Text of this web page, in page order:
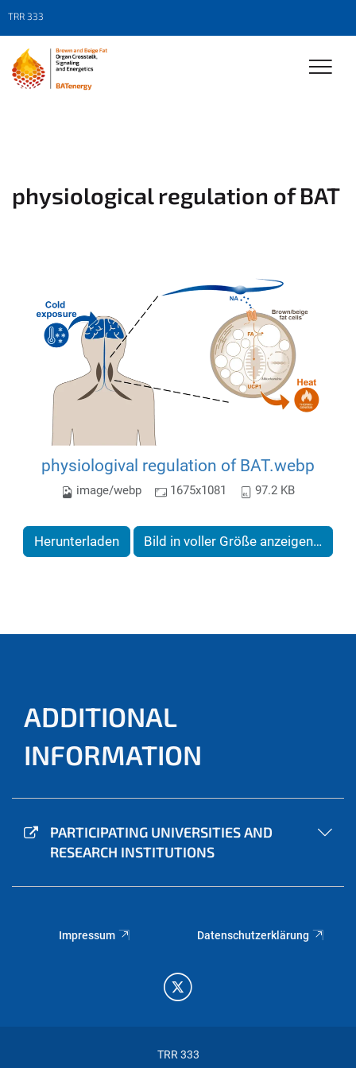
TRR 333
physiological regulation of BAT
physiologival regulation of BAT.webp
image/webp 1675x1081 97.2 KB
Herunterladen Bild in voller Größe anzeigen…
ADDITIONAL
INFORMATION
PARTICIPATING UNIVERSITIES AND
RESEARCH INSTITUTIONS
Impressum Datenschutzerklärung
TRR 333